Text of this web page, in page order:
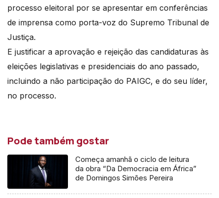
processo eleitoral por se apresentar em conferências
de imprensa como porta-voz do Supremo Tribunal de
Justiça.
E justificar a aprovação e rejeição das candidaturas às
eleições legislativas e presidenciais do ano passado,
incluindo a não participação do PAIGC, e do seu líder,
no processo.
Pode também gostar
Começa amanhã o ciclo de leitura
da obra “Da Democracia em África”
de Domingos Simões Pereira